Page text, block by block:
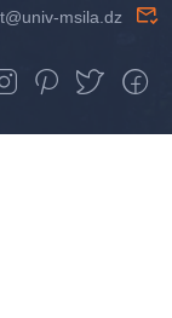
msila.dz